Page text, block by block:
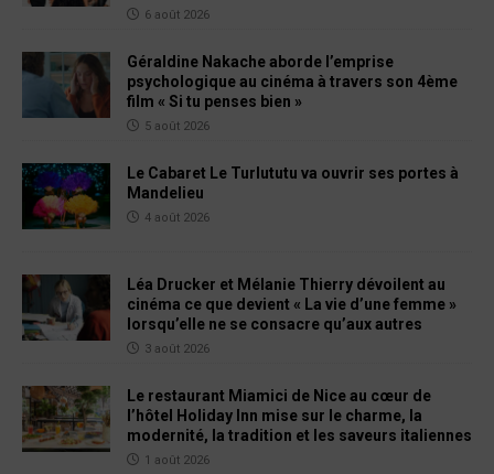
6 août 2026
Géraldine Nakache aborde l’emprise
psychologique au cinéma à travers son 4ème
film « Si tu penses bien »
5 août 2026
Le Cabaret Le Turlututu va ouvrir ses portes à
Mandelieu
4 août 2026
Léa Drucker et Mélanie Thierry dévoilent au
cinéma ce que devient « La vie d’une femme »
lorsqu’elle ne se consacre qu’aux autres
3 août 2026
Le restaurant Miamici de Nice au cœur de
l’hôtel Holiday Inn mise sur le charme, la
modernité, la tradition et les saveurs italiennes
1 août 2026